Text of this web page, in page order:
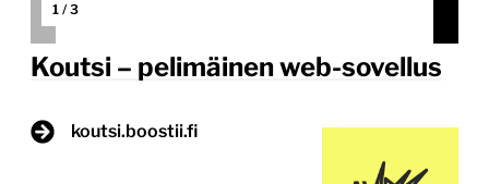
1 / 3
Koutsi – pelimäinen web-sovellus
koutsi.boostii.fi